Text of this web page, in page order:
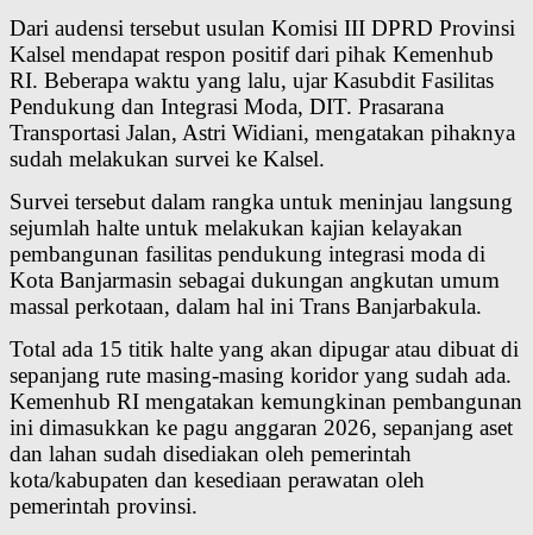
Dari audensi tersebut usulan Komisi III DPRD Provinsi
Kalsel mendapat respon positif dari pihak Kemenhub
RI. Beberapa waktu yang lalu, ujar Kasubdit Fasilitas
Pendukung dan Integrasi Moda, DIT. Prasarana
Transportasi Jalan, Astri Widiani, mengatakan pihaknya
sudah melakukan survei ke Kalsel.
Survei tersebut dalam rangka untuk meninjau langsung
sejumlah halte untuk melakukan kajian kelayakan
pembangunan fasilitas pendukung integrasi moda di
Kota Banjarmasin sebagai dukungan angkutan umum
massal perkotaan, dalam hal ini Trans Banjarbakula.
Total ada 15 titik halte yang akan dipugar atau dibuat di
sepanjang rute masing-masing koridor yang sudah ada.
Kemenhub RI mengatakan kemungkinan pembangunan
ini dimasukkan ke pagu anggaran 2026, sepanjang aset
dan lahan sudah disediakan oleh pemerintah
kota/kabupaten dan kesediaan perawatan oleh
pemerintah provinsi.